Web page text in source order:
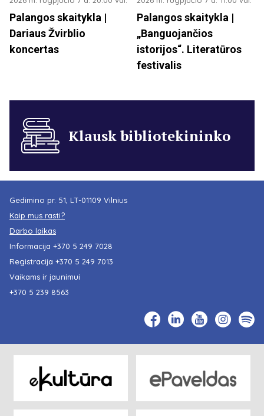
Palangos skaitykla |
Dariaus Žvirblio
koncertas
Palangos skaitykla |
„Banguojančios
istorijos“. Literatūros
festivalis
Klausk bibliotekininko
Gedimino pr. 51, LT-01109 Vilnius
Kaip mus rasti?
Darbo laikas
Informacija +370 5 249 7028
Registracija +370 5 249 7013
Vaikams ir jaunimui
+370 5 239 8563